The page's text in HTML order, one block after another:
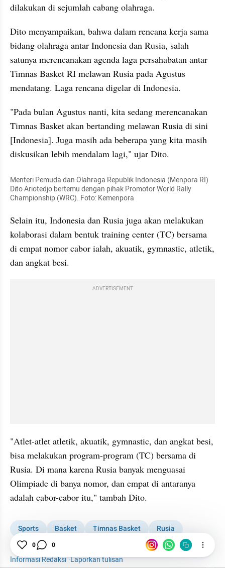
dilakukan di sejumlah cabang olahraga.
Dito menyampaikan, bahwa dalam rencana kerja sama
bidang olahraga antar Indonesia dan Rusia, salah
satunya merencanakan agenda laga persahabatan antar
Timnas Basket RI melawan Rusia pada Agustus
mendatang. Laga rencana digelar di Indonesia.
"Pada bulan Agustus nanti, kita sedang merencanakan
Timnas Basket akan bertanding melawan Rusia di sini
[Indonesia]. Juga masih ada beberapa yang kita masih
diskusikan lebih mendalam lagi," ujar Dito.
Menteri Pemuda dan Olahraga Republik Indonesia (Menpora RI)
Dito Ariotedjo bertemu dengan pihak Promotor World Rally
Championship (WRC). Foto: Kemenpora
Selain itu, Indonesia dan Rusia juga akan melakukan
kolaborasi dalam bentuk training center (TC) bersama
di empat nomor cabor ialah, akuatik, gymnastic, atletik,
dan angkat besi.
ADVERTISEMENT
"Atlet-atlet atletik, akuatik, gymnastic, dan angkat besi,
bisa melakukan program-program (TC) bersama di
Rusia. Di mana karena Rusia banyak menguasai
Olimpiade di banya nomor, dan empat di antaranya
adalah cabor-cabor itu," tambah Dito.
Sports Basket Timnas Basket
Rusia
Menpora
Kemenpora
Informasi Redaksi·Laporkan tulisan
0 0